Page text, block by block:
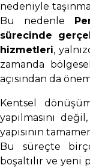
nedeniyle
Bu nedenle
sürecinde
hizmetleri,
zamanda
açısından da
Kentsel
yapılmasını
yapısının
Bu süreçte
boşaltılır ve yeni